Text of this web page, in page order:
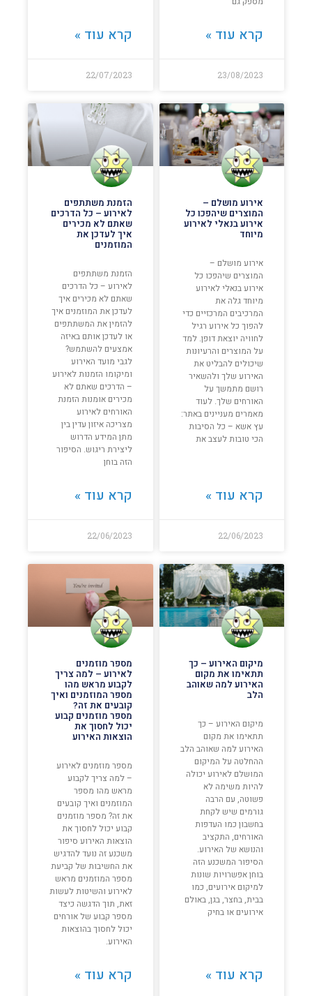
קרא עוד »
23/08/2023
קרא עוד »
22/07/2023
אירוע מושלם –
המוצרים שיהפכו כל
אירוע בנאלי לאירוע
מיוחד
אירוע מושלם –
המוצרים שיהפכו כל
אירוע בנאלי לאירוע
מיוחד גלה את
המרכיבים המרכזיים כדי
להפוך כל אירוע רגיל
לחוויה יוצאת דופן. למד
על המוצרים והרעיונות
שיכולים להבליט את
האירוע שלך ולהשאיר
רושם מתמשך על
האורחים שלך. לעוד
מאמרים מעניינים באתר:
עץ אשא – כל הסיבות
הכי טובות לעצב את
קרא עוד »
22/06/2023
הזמנת משתתפים
לאירוע – כל הדרכים
שאתם לא מכירים
איך לעדכן את
המוזמנים
הזמנת משתתפים
לאירוע – כל הדרכים
שאתם לא מכירים איך
לעדכן את המוזמנים איך
להזמין את המשתתפים
או לעדכן אותם באיזה
אמצעים להשתמש?
לגבי מועד האירוע
ומיקומו הזמנות לאירוע
– הדרכים שאתם לא
מכירים אומנות הזמנת
האורחים לאירוע
מצריכה איזון עדין בין
מתן המידע הדרוש
ליצירת ריגוש. הסיפור
הזה בוחן
קרא עוד »
22/06/2023
מיקום האירוע – כך
תתאימו את מקום
האירוע למה שאוהב
הלב
מיקום האירוע – כך
תתאימו את מקום
האירוע למה שאוהב הלב
ההחלטה על המיקום
המושלם לאירוע יכולה
להיות משימה לא
פשוטה, עם הרבה
גורמים שיש לקחת
בחשבון כמו העדפות
האורחים, התקציב
והנושא של האירוע.
הסיפור המשכנע הזה
בוחן אפשרויות שונות
למיקום אירועים, כמו
בבית, בחצר, בגן, באולם
אירועים או בחיק
קרא עוד »
מספר מוזמנים
לאירוע – למה צריך
לקבוע מראש מהו
מספר המוזמנים ואיך
קובעים את זה?
מספר מוזמנים קבוע
יכול לחסוך את
הוצאות האירוע
מספר מוזמנים לאירוע
– למה צריך לקבוע
מראש מהו מספר
המוזמנים ואיך קובעים
את זה? מספר מוזמנים
קבוע יכול לחסוך את
הוצאות האירוע סיפור
משכנע זה נועד להדגיש
את החשיבות של קביעת
מספר המוזמנים מראש
לאירוע והשיטות לעשות
זאת, תוך הדגשה כיצד
מספר קבוע של אורחים
יכול לחסוך בהוצאות
האירוע.
קרא עוד »